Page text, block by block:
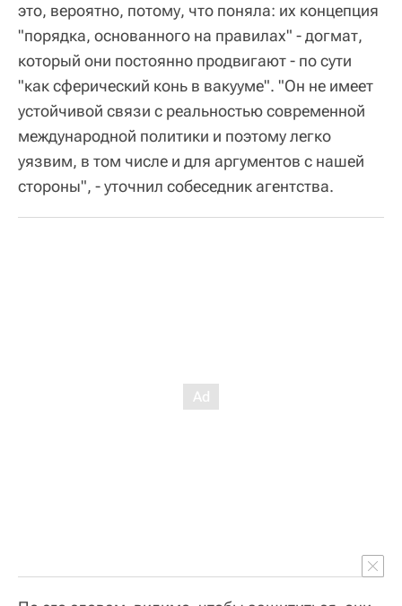
это, вероятно, потому, что поняла: их концепция
"порядка, основанного на правилах" - догмат,
который они постоянно продвигают - по сути
"как сферический конь в вакууме". "Он не имеет
устойчивой связи с реальностью современной
международной политики и поэтому легко
уязвим, в том числе и для аргументов с нашей
стороны", - уточнил собеседник агентства.